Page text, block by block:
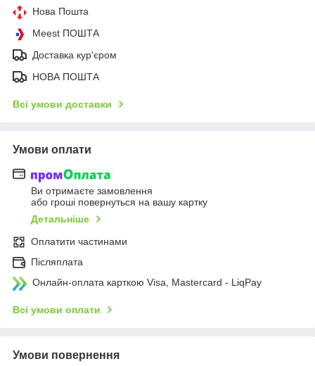
Нова Пошта
Meest ПОШТА
Доставка кур'єром
НОВА ПОШТА
Всі умови доставки
Умови оплати
Ви отримаєте замовлення
або гроші повернуться на вашу картку
Детальніше
Оплатити частинами
Післяплата
Онлайн-оплата карткою Visa, Mastercard - LiqPay
Всі умови оплати
Умови повернення